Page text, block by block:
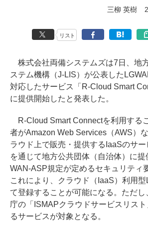
三柳 英樹
リスト
株式会社両備システムズは7日、地
ステム機構（J-LIS）が公表した
対応したサービス「R-Cloud Smart
に提供開始したと発表した。
R-Cloud Smart Connectを利用する
者がAmazon Web Services（AWS）
ラウド上で販売・提供するIaaSのサー
を通じて地方公共団体（自治体）に
WAN-ASP規定が定めるセキュリティ
これにより、クラウド（IaaS）利用
て登録することが可能になる。ただ
庁の「ISMAPクラウドサービスリス
るサービスが対象となる。